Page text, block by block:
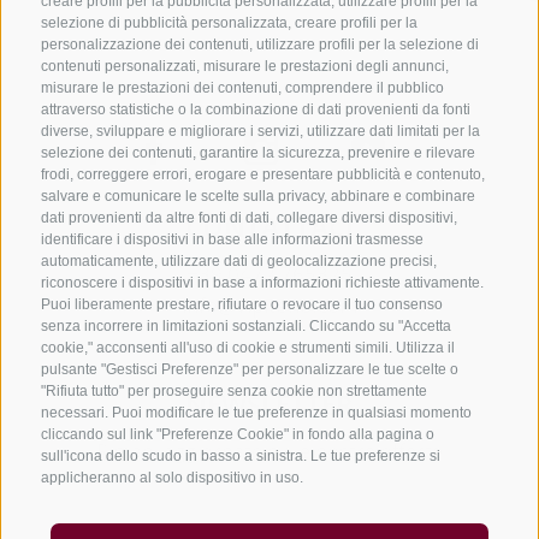
selezione di pubblicità personalizzata, creare profili per la
personalizzazione dei contenuti, utilizzare profili per la selezione di
contenuti personalizzati, misurare le prestazioni degli annunci,
misurare le prestazioni dei contenuti, comprendere il pubblico
attraverso statistiche o la combinazione di dati provenienti da fonti
diverse, sviluppare e migliorare i servizi, utilizzare dati limitati per la
selezione dei contenuti, garantire la sicurezza, prevenire e rilevare
frodi, correggere errori, erogare e presentare pubblicità e contenuto,
salvare e comunicare le scelte sulla privacy, abbinare e combinare
dati provenienti da altre fonti di dati, collegare diversi dispositivi,
identificare i dispositivi in base alle informazioni trasmesse
automaticamente, utilizzare dati di geolocalizzazione precisi,
riconoscere i dispositivi in base a informazioni richieste attivamente.
Puoi liberamente prestare, rifiutare o revocare il tuo consenso
senza incorrere in limitazioni sostanziali. Cliccando su "Accetta
cookie," acconsenti all'uso di cookie e strumenti simili. Utilizza il
pulsante "Gestisci Preferenze" per personalizzare le tue scelte o
"Rifiuta tutto" per proseguire senza cookie non strettamente
necessari. Puoi modificare le tue preferenze in qualsiasi momento
cliccando sul link "Preferenze Cookie" in fondo alla pagina o
sull'icona dello scudo in basso a sinistra. Le tue preferenze si
applicheranno al solo dispositivo in uso.
CONTATTACI
+39 0472 765325
info@vipiteno.com
NEWSLETTER
Rimani aggiornato sulle nostre offerte